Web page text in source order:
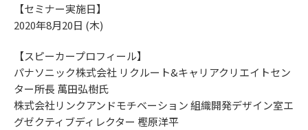
【セミナー実施日】
2020年8月20日 (木)
【スピーカープロフィール】
パナソニック株式会社 リクルート&キャリアクリエイトセン
ター所長 萬田弘樹氏
株式会社リンクアンドモチベーション 組織開発デザイン室エ
グゼクティブディレクター 樫原洋平